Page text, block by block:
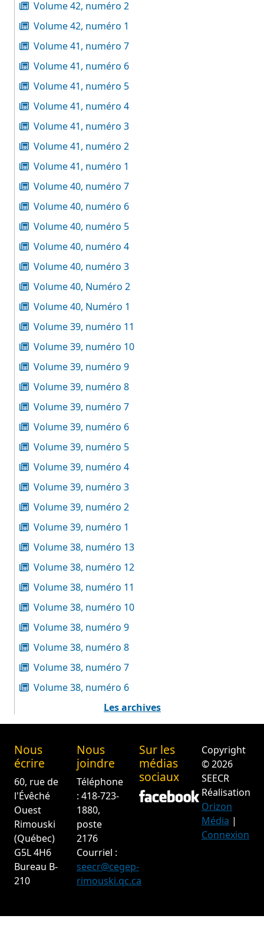
Volume 42, numéro 2
Volume 42, numéro 1
Volume 41, numéro 7
Volume 41, numéro 6
Volume 41, numéro 5
Volume 41, numéro 4
Volume 41, numéro 3
Volume 41, numéro 2
Volume 41, numéro 1
Volume 40, numéro 7
Volume 40, numéro 6
Volume 40, numéro 5
Volume 40, numéro 4
Volume 40, numéro 3
Volume 40, Numéro 2
Volume 40, Numéro 1
Volume 39, numéro 11
Volume 39, numéro 10
Volume 39, numéro 9
Volume 39, numéro 8
Volume 39, numéro 7
Volume 39, numéro 6
Volume 39, numéro 5
Volume 39, numéro 4
Volume 39, numéro 3
Volume 39, numéro 2
Volume 39, numéro 1
Volume 38, numéro 13
Volume 38, numéro 12
Volume 38, numéro 11
Volume 38, numéro 10
Volume 38, numéro 9
Volume 38, numéro 8
Volume 38, numéro 7
Volume 38, numéro 6
Les archives
Nous
écrire
60, rue de
l'Évêché
Ouest
Rimouski
(Québec)
G5L 4H6
Bureau B-
210
Nous
joindre
Téléphone
: 418-723-
1880,
poste
2176
Courriel :
seecr@cegep-
rimouski.qc.ca
Sur les
médias
sociaux
Copyright
© 2026
SEECR
Réalisation
Orizon
Média |
Connexion